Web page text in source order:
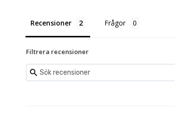
Recensioner Frågor
Filtrera recensioner